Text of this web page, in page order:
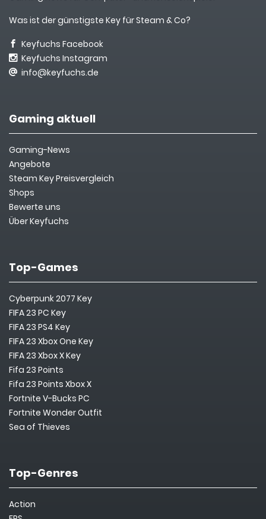
Was ist der günstigste Key für Steam & Co?
Keyfuchs Facebook
Keyfuchs Instagram
info@keyfuchs.de
Gaming aktuell
Gaming-News
Angebote
Steam Key Preisvergleich
Shops
Bewerte uns
Über Keyfuchs
Top-Games
Cyberpunk 2077 Key
FIFA 23 PC Key
FIFA 23 PS4 Key
FIFA 23 Xbox One Key
FIFA 23 Xbox X Key
Fifa 23 Points
Fifa 23 Points Xbox X
Fortnite V-Bucks PC
Fortnite Wonder Outfit
Sea of Thieves
Top-Genres
Action